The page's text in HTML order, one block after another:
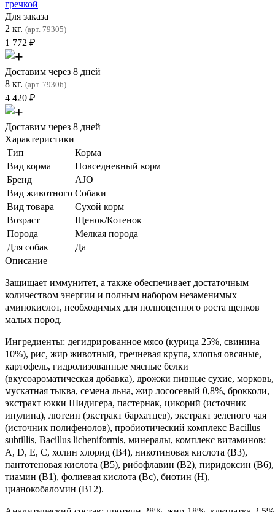
Для заказа
2 кг. (арт. 79305)
1 772 ₽
Доставим через 8 дней
8 кг. (арт. 79306)
4 420 ₽
Доставим через 8 дней
Характеристики
Тип
Корма
Вид корма
Повседневный корм
Бренд
AJO
Вид животного Собаки
Вид товара
Сухой корм
Возраст
Щенок/Котенок
Порода
Мелкая порода
Для собак
Да
Описание
Защищает иммунитет, а также обеспечивает достаточным
количеством энергии и полным набором незаменимых
аминокислот, необходимых для полноценного роста щенков
малых пород.
Ингредиенты: дегидрированное мясо (курица 25%, свинина
10%), рис, жир животный, гречневая крупа, хлопья овсяные,
картофель, гидролизованные мясные белки
(вкусоароматическая добавка), дрожжи пивные сухие, морковь,
мускатная тыква, семена льна, жир лососевый 0,8%, брокколи,
экстракт юкки Шидигера, пастернак, цикорий (источник
инулина), лютеин (экстракт бархатцев), экстракт зеленого чая
(источник полифенолов), пробиотический комплекс Bacillus
subtillis, Bacillus licheniformis, минералы, комплекс витаминов:
А, D, Е, С, холин хлорид (В4), никотиновая кислота (В3),
пантотеновая кислота (В5), рибофлавин (В2), пиридоксин (В6),
тиамин (В1), фолиевая кислота (Вс), биотин (Н),
цианокобаломин (В12).